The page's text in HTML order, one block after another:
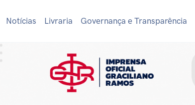
Notícias Livraria Governança e Transparência